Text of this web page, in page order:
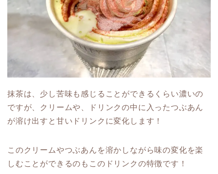
抹茶は、少し苦味も感じることができるくらい濃いの
ですが、クリームや、ドリンクの中に入ったつぶあん
が溶け出すと甘いドリンクに変化します！
このクリームやつぶあんを溶かしながら味の変化を楽
しむことができるのもこのドリンクの特徴です！